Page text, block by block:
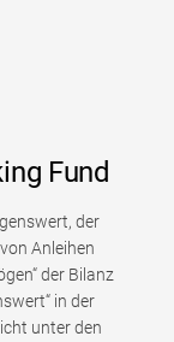
Fund
der
Anleihen
der Bilanz
in der
unter den